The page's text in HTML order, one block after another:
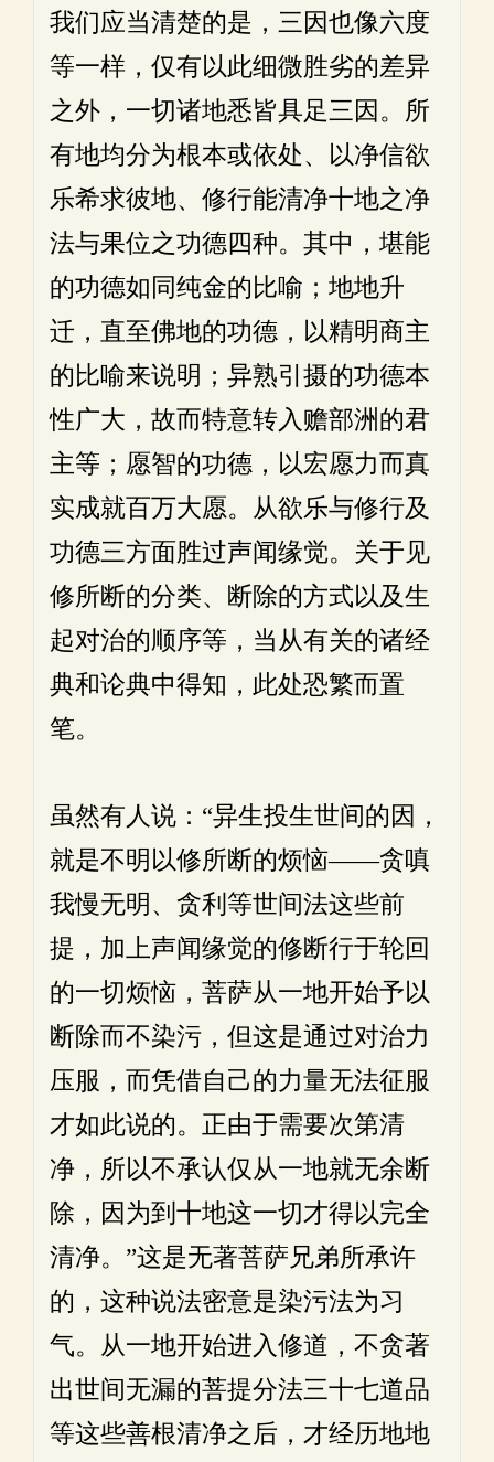
我们应当清楚的是，三因也像六度
等一样，仅有以此细微胜劣的差异
之外，一切诸地悉皆具足三因。所
有地均分为根本或依处、以净信欲
乐希求彼地、修行能清净十地之净
法与果位之功德四种。其中，堪能
的功德如同纯金的比喻；地地升
迁，直至佛地的功德，以精明商主
的比喻来说明；异熟引摄的功德本
性广大，故而特意转入赡部洲的君
主等；愿智的功德，以宏愿力而真
实成就百万大愿。从欲乐与修行及
功德三方面胜过声闻缘觉。关于见
修所断的分类、断除的方式以及生
起对治的顺序等，当从有关的诸经
典和论典中得知，此处恐繁而置
笔。
虽然有人说：“异生投生世间的因，
就是不明以修所断的烦恼——贪嗔
我慢无明、贪利等世间法这些前
提，加上声闻缘觉的修断行于轮回
的一切烦恼，菩萨从一地开始予以
断除而不染污，但这是通过对治力
压服，而凭借自己的力量无法征服
才如此说的。正由于需要次第清
净，所以不承认仅从一地就无余断
除，因为到十地这一切才得以完全
清净。”这是无著菩萨兄弟所承许
的，这种说法密意是染污法为习
气。从一地开始进入修道，不贪著
出世间无漏的菩提分法三十七道品
等这些善根清净之后，才经历地地